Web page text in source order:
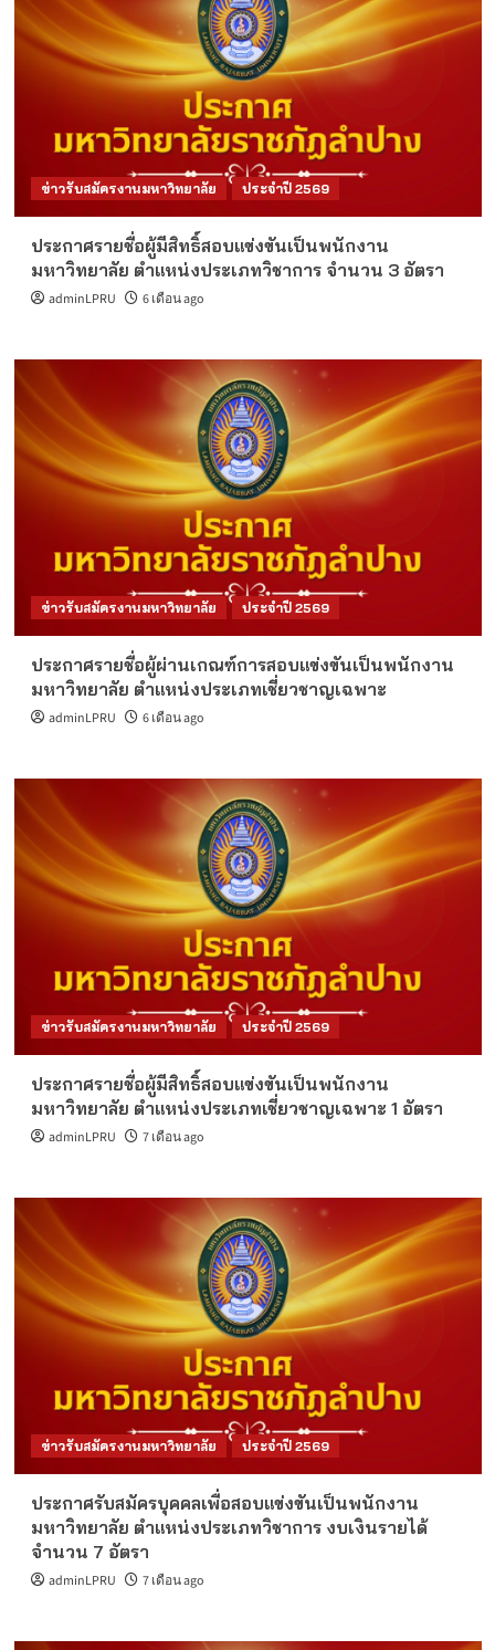
ข่าวรับสมัครงานมหาวิทยาลัย ประจำปี 2569
ประกาศรายชื่อผู้มีสิทธิ์สอบแข่งขันเป็นพนักงาน
มหาวิทยาลัย ตำแหน่งประเภทวิชาการ จำนวน 3 อัตรา
adminLPRU 6 เดือน ago
ข่าวรับสมัครงานมหาวิทยาลัย ประจำปี 2569
ประกาศรายชื่อผู้ผ่านเกณฑ์การสอบแข่งขันเป็นพนักงาน
มหาวิทยาลัย ตำแหน่งประเภทเชี่ยวชาญเฉพาะ
adminLPRU 6 เดือน ago
ข่าวรับสมัครงานมหาวิทยาลัย ประจำปี 2569
ประกาศรายชื่อผู้มีสิทธิ์สอบแข่งขันเป็นพนักงาน
มหาวิทยาลัย ตำแหน่งประเภทเชี่ยวชาญเฉพาะ 1 อัตรา
adminLPRU 7 เดือน ago
ข่าวรับสมัครงานมหาวิทยาลัย ประจำปี 2569
ประกาศรับสมัครบุคคลเพื่อสอบแข่งขันเป็นพนักงาน
มหาวิทยาลัย ตำแหน่งประเภทวิชาการ งบเงินรายได้
จำนวน 7 อัตรา
adminLPRU 7 เดือน ago